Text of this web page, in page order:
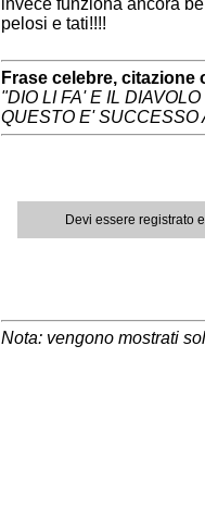
invece funziona ancora
pelosi e tati!!!!
Frase celebre,
"DIO LI FA' E IL
QUESTO E' SUCCESSO
Devi essere registrato
Nota: vengono mostrati